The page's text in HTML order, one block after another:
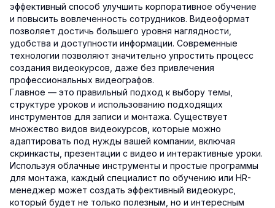
эффективный способ улучшить корпоративное обучение
и повысить вовлеченность сотрудников. Видеоформат
позволяет достичь большего уровня наглядности,
удобства и доступности информации. Современные
технологии позволяют значительно упростить процесс
создания видеокурсов, даже без привлечения
профессиональных видеографов.
Главное — это правильный подход к выбору темы,
структуре уроков и использованию подходящих
инструментов для записи и монтажа. Существует
множество видов видеокурсов, которые можно
адаптировать под нужды вашей компании, включая
скринкасты, презентации с видео и интерактивные уроки.
Используя облачные инструменты и простые программы
для монтажа, каждый специалист по обучению или HR-
менеджер может создать эффективный видеокурс,
который будет не только полезным, но и интересным